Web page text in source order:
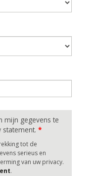
mijn gegevens te
statement. *
tot de
serieus en
van uw privacy.
.